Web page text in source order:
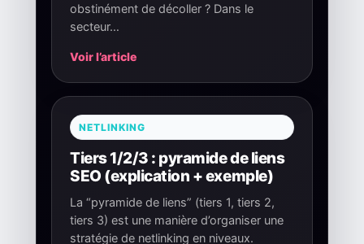
obstinément de décoller ? Dans le
secteur…
Voir l’article
NETLINKING
Tiers 1/2/3 : pyramide de liens
SEO (explication + exemple)
La “pyramide de liens” (tiers 1, tiers 2,
tiers 3) est une manière d’organiser une
stratégie de netlinking en niveaux.